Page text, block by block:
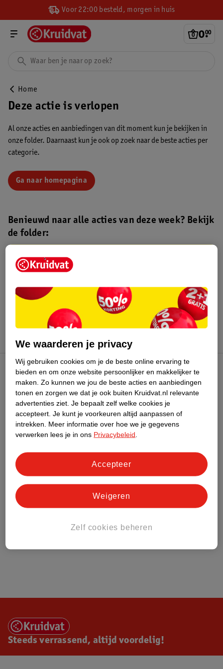
Voor 22:00 besteld, morgen in huis
0.
00
Home
Deze actie is verlopen
Al onze acties en aanbiedingen van dit moment kun je bekijken in
onze folder. Daarnaast kun je ook op zoek naar de beste acties per
categorie.
Ga naar homepagina
Benieuwd naar alle acties van deze week? Bekijk
de folder:
Kruidvat folder
augustus 2026.
Kruidvat Club
Klantenservice
Over Kruidvat
Steeds verrassend, altijd voordelig!
We waarderen je privacy
Wij gebruiken cookies om je de beste online ervaring te
bieden en om onze website persoonlijker en makkelijker te
maken. Zo kunnen we jou de beste acties en aanbiedingen
tonen en zorgen we dat je ook buiten Kruidvat.nl relevante
advertenties ziet. Je bepaalt zelf welke cookies je
accepteert. Je kunt je voorkeuren altijd aanpassen of
intrekken.
Meer informatie over hoe we je gegevens
verwerken lees je in ons Privacybeleid
Zelf cookies beheren
Weigeren
Accepteer